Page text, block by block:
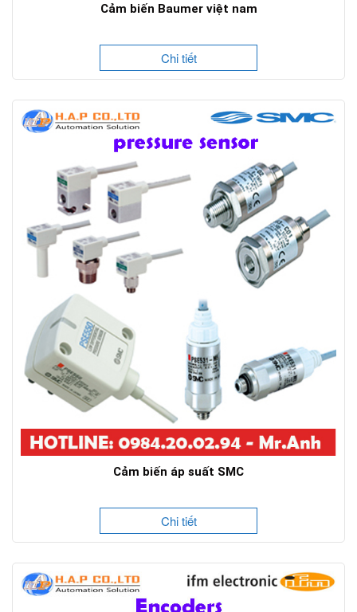
Cảm biến Baumer việt nam
Chi tiết
Cảm biến áp suất SMC
Chi tiết